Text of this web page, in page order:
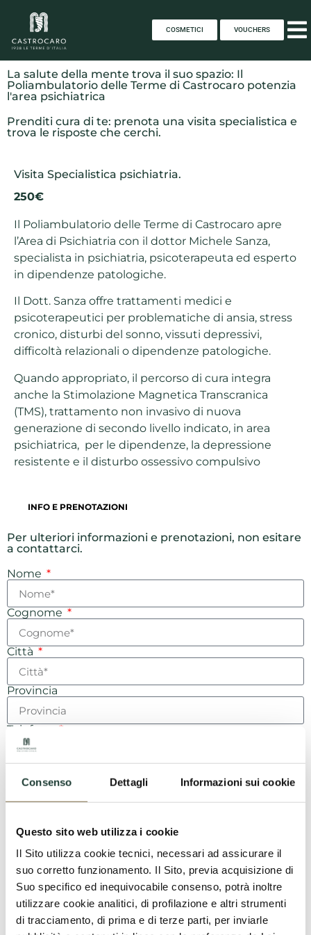
Consenso Dettagli Informazioni sui cookie
Questo sito web utilizza i cookie
Il Sito utilizza cookie tecnici, necessari ad assicurare il
suo corretto funzionamento. Il Sito, previa acquisizione di
Suo specifico ed inequivocabile consenso, potrà inoltre
utilizzare cookie analitici, di profilazione e altri strumenti
di tracciamento, di prima e di terze parti, per inviarle
COSMETICI VOUCHERS
La salute della mente trova il suo spazio: Il
Poliambulatorio delle Terme di Castrocaro potenzia
l'area psichiatrica
Prenditi cura di te: prenota una visita specialistica e
trova le risposte che cerchi.
Visita Specialistica psichiatria.
250€
Il Poliambulatorio delle Terme di Castrocaro apre
l’Area di Psichiatria con il dottor Michele Sanza,
specialista in psichiatria, psicoterapeuta ed esperto
in dipendenze patologiche.
Il Dott. Sanza offre trattamenti medici e
psicoterapeutici per problematiche di ansia, stress
cronico, disturbi del sonno, vissuti depressivi,
difficoltà relazionali o dipendenze patologiche.
Quando appropriato, il percorso di cura integra
anche la Stimolazione Magnetica Transcranica
(TMS), trattamento non invasivo di nuova
generazione di secondo livello indicato, in area
psichiatrica, per le dipendenze, la depressione
resistente e il disturbo ossessivo compulsivo
INFO E PRENOTAZIONI
Per ulteriori informazioni e prenotazioni, non esitare
a contattarci.
Nome
Cognome
Città
Provincia
Telefono
Messaggio
Consenso Privacy Policy